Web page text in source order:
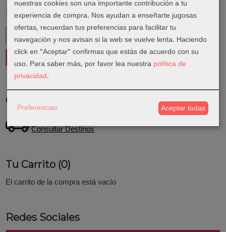
Marcas
Costes de Envío
Consultar Destinos
Tu Carrito (0)
El carrito de la compra está vacío
Redes Sociales
nuestras cookies son una importante contribución a tu
experiencia de compra. Nos ayudan a enseñarte jugosas
ofertas, recuerdan tus preferencias para facilitar tu
navegación y nos avisan si la web se vuelve lenta. Haciendo
click en "Aceptar" confirmas que estás de acuerdo con su
uso. Para saber más, por favor lea nuestra política de
privacidad.
Preferencias Aceptar todas